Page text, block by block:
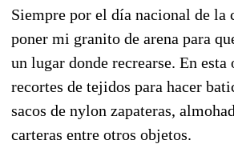
Siempre por el día nacional de
poner mi granito de arena para
un lugar donde recrearse. En
recortes de tejidos para hacer
sacos de nylon zapateras,
carteras entre otros objetos.